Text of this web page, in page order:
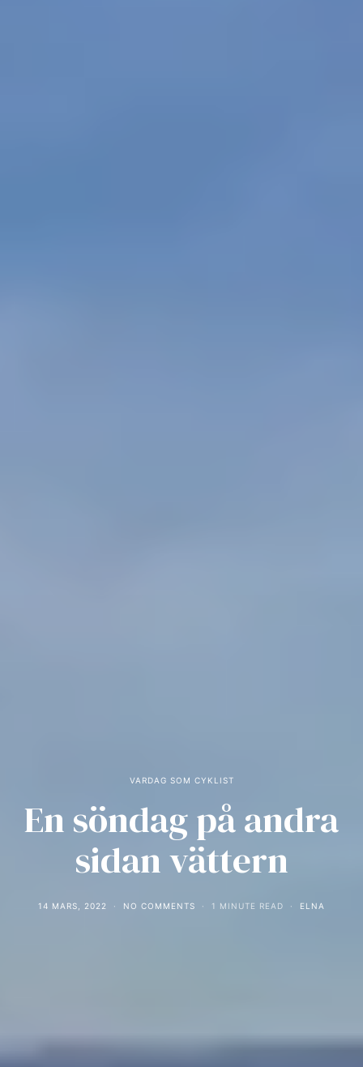
VARDAG SOM CYKLIST
En söndag på andra
sidan vättern
14 MARS, 2022 NO COMMENTS 1 MINUTE READ ELNA